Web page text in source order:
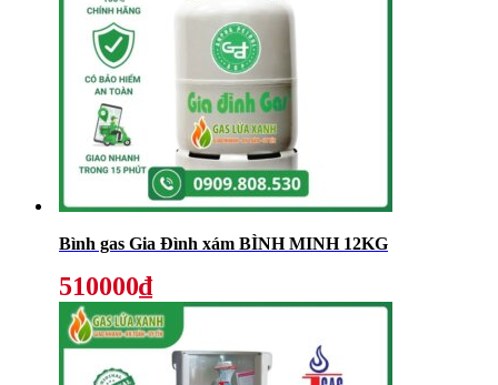
Bình gas Gia Đình xám BÌNH MINH 12KG
510000₫